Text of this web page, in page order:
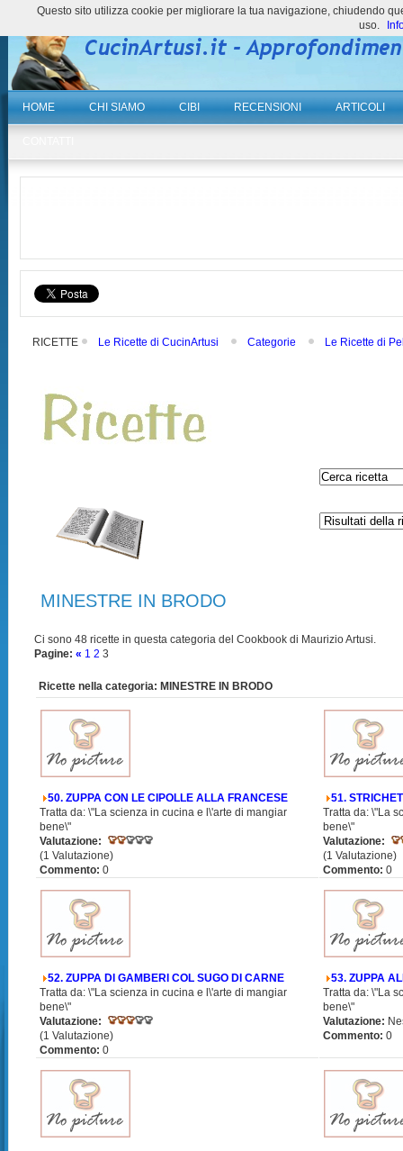
HOME CHI SIAMO CIBI RECENSIONI ARTICOLI
RICETTE Le Ricette di CucinArtusi Categorie Le Ricette di
MINESTRE IN BRODO
Ci sono 48 ricette in questa categoria del Cookbook di Maurizio Artusi.
Pagine:« 1 2 3
Ricette nella categoria: MINESTRE IN BRODO
50. ZUPPA CON LE CIPOLLE ALLA FRANCESE
Tratta da: \"La scienza in cucina e l\'arte di mangiar
bene\"
Valutazione:
(1 Valutazione)
Commento: 0
51.
Tratta da: \"La
bene\"
Valutazione:
(1 Valutazione)
Commento: 0
52. ZUPPA DI GAMBERI COL SUGO DI CARNE
Tratta da: \"La scienza in cucina e l\'arte di mangiar
bene\"
Valutazione:
(1 Valutazione)
Commento: 0
53. ZUPPA
Tratta da: \"La
bene\"
Valutazione:
Commento: 0
Questo sito utilizza cookie per migliorare la tua navigazione, chiudendo
uso.